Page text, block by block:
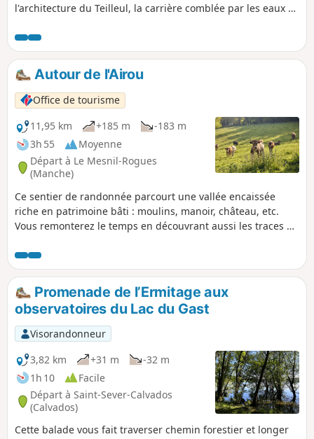
l'architecture du Teilleul, la carrière comblée par les eaux à
Vairie. Vous longerez également le petit Ruisseau du Boulay
plein de charme avant de grimper sur le Haut du Rocher.
Autour de l'Airou
Office de tourisme
11,95 km
+185 m
-183 m
3h 55
Moyenne
Départ à Le Mesnil-Rogues
(Manche)
Ce sentier de randonnée parcourt une vallée encaissée
riche en patrimoine bâti : moulins, manoir, château, etc.
Vous remonterez le temps en découvrant aussi les traces du
Promenade de l’Ermitage aux
observatoires du Lac du Gast
Visorandonneur
3,82 km
+31 m
-32 m
1h 10
Facile
Départ à Saint-Sever-Calvados
(Calvados)
Cette balade vous fait traverser chemin forestier et longer